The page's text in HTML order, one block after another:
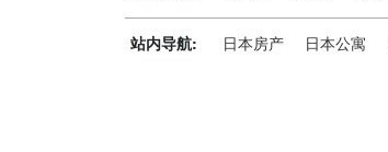
站内导航: 日本房产 日本公寓